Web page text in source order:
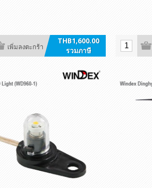
THB1,600.00
รวมภาษี
เพิ่มลงตะกร้า